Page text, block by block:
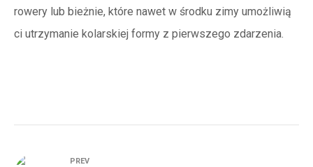
rowery lub bieżnie, które nawet w środku zimy umożliwią
ci utrzymanie kolarskiej formy z pierwszego zdarzenia.
PREV